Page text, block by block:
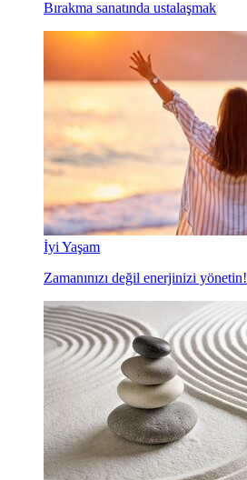
Bırakma sanatında ustalaşmak
İyi Yaşam
Zamanınızı değil enerjinizi yönetin!